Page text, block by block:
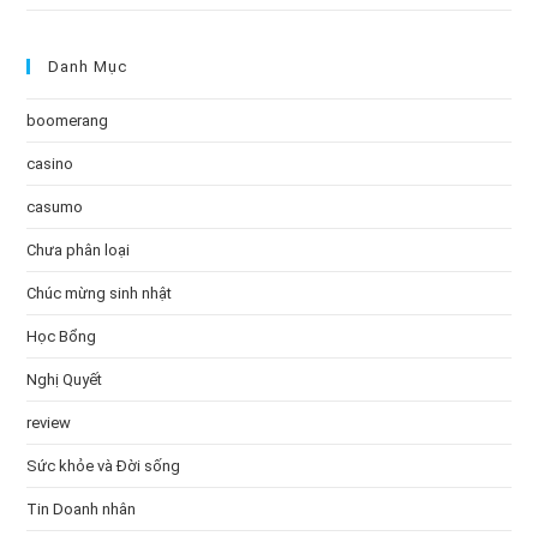
Danh Mục
boomerang
casino
casumo
Chưa phân loại
Chúc mừng sinh nhật
Học Bổng
Nghị Quyết
review
Sức khỏe và Đời sống
Tin Doanh nhân